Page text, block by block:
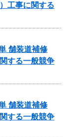
工事に関する
舗装道補修
する一般競争
舗装道補修
する一般競争